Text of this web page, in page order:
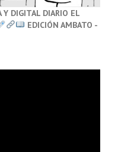
Y DIGITAL DIARIO EL
EDICIÓN AMBATO -